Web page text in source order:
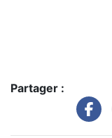
Partager :